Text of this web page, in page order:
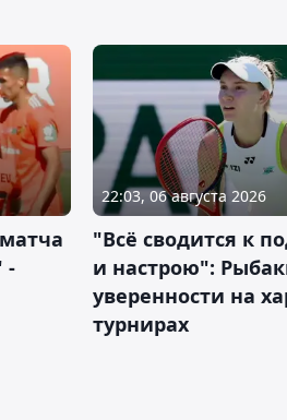
-
22:03, 06 августа 2026
"Всё сводится к
и настрою":
уверенности на
турнирах